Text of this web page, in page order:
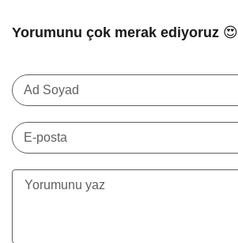
Yorumunu çok merak ediyoruz 😍
Ad Soyad
E-posta